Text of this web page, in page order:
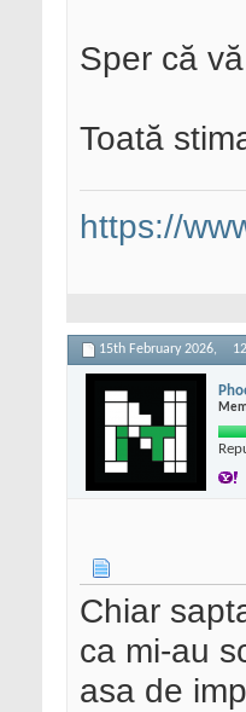
Sper că
Toată
https://
15th February 2026,
Chiar
ca mi-au
asa de